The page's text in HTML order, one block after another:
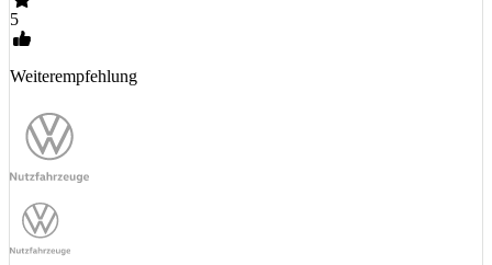
5
Weiterempfehlung